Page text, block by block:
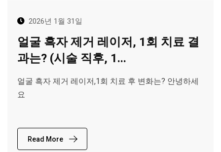
2026년 1월 31일
얼굴 흑자 제거 레이저, 1회 치료 결
과는? (시술 직후, 1...
얼굴 흑자 제거 레이저,1회 치료 후 변화는? 안녕하세
요
Read More